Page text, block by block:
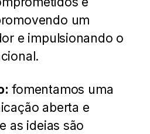
um
e impulsionando o
fomentamos uma
aberta e
as ideias são